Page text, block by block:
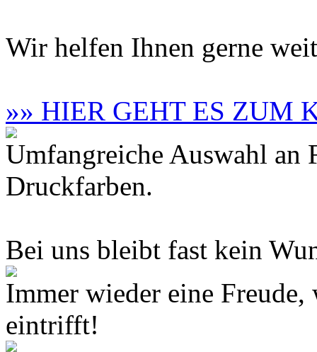
Wir helfen Ihnen gerne
»» HIER GEHT ES ZUM
Umfangreiche Auswahl an
Druckfarben.
Bei uns bleibt fast kein
Immer wieder eine
eintrifft!